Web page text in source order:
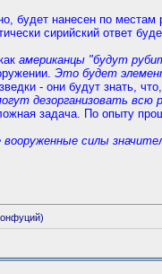
будет нанесен по
сирийский ответ
американцы "будут
Это будет
- они будут знать,
дезорганизовать всю
задача. По опыту
вооруженные силы